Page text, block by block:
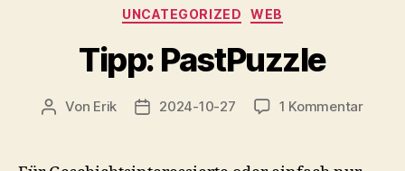
Kategorien
UNCATEGORIZED WEB
Tipp: PastPuzzle
Beitragsautor
Von Erik Veröffentlichungsdatum
2024-10-27 1 Kommentarzu